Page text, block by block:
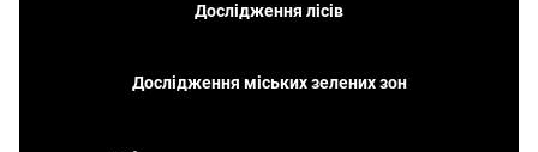
Дослідження лісів
Дослідження міських зелених зон